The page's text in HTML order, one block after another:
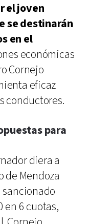
el joven
se destinarán
en el
económicas
Cornejo
eficaz
conductores.
para
diera a
de Mendoza
en 6 cuotas,